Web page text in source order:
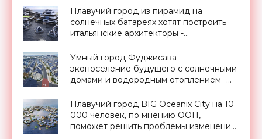
Плавучий город из пирамид на
солнечных батареях хотят построить
итальянские архитекторы -
Умный город Фуджисава -
экопоселение будущего с солнечными
домами и водородным отоплением -
Плавучий город BIG Oceanix City на 10
000 человек, по мнению ООН,
поможет решить проблемы изменения